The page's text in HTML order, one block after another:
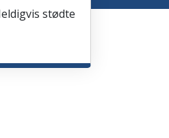
stødte